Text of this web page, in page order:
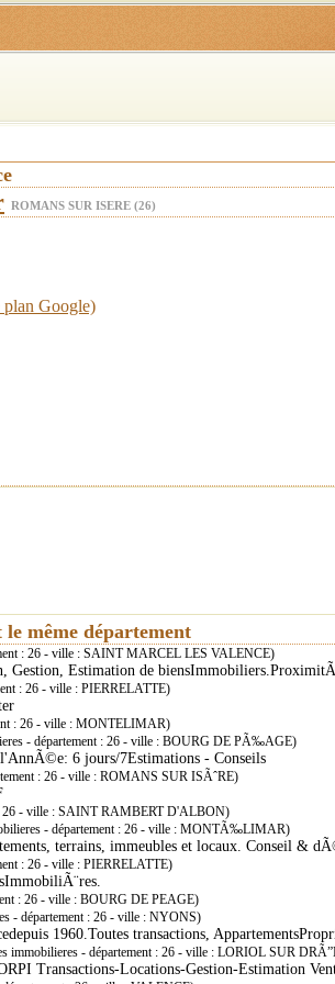
ROMANS SUR ISERE (26)
Google)
même département
: 26 - ville : SAINT MARCEL LES VALENCE)
Gestion, Estimation de
: 26 - ville : PIERRELATTE)
: 26 - ville : MONTELIMAR)
- département : 26 - ville : BOURG DE PÃ‰AGE)
6 jours/7Estimations - Conseils
: 26 - ville : ROMANS SUR ISÃˆRE)
: 26 - ville : SAINT RAMBERT D'ALBON)
- département : 26 - ville : MONTÃ‰LIMAR)
terrains, immeubles et locaux. Conseil &
: 26 - ville : PIERRELATTE)
: 26 - ville : BOURG DE PEAGE)
- département : 26 - ville : NYONS)
1960.Toutes transactions,
immobilieres - département : 26 - ville : LORIOL SUR
Transactions-Locations-Gestion-Estimation